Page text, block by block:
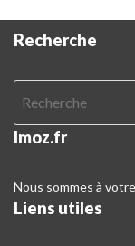
Recherche
Imoz.fr
Nous sommes à
Liens utiles